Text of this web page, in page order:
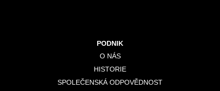
PODNIK
O NÁS
HISTORIE
SPOLEČENSKÁ ODPOVĚDNOST